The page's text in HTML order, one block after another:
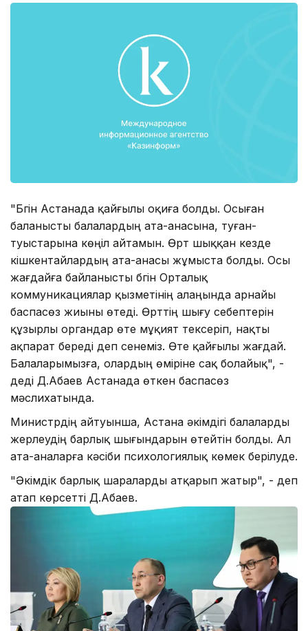
"Бүгін Астанада қайғылы оқиға болды. Осыған
баланысты балалардың ата-анасына, туған-
туыстарына көңіл айтамын. Өрт шыққан кезде
кішкентайлардың ата-анасы жұмыста болды. Осы
жағдайға байланысты бүгін Орталық
коммуникациялар қызметінің алаңында арнайы
баспасөз жиыны өтеді. Өрттің шығу себептерін
құзырлы органдар өте мұқият тексеріп, нақты
ақпарат береді деп сенеміз. Өте қайғылы жағдай.
Балаларымызға, олардың өміріне сақ болайық", -
деді Д.Абаев Астанада өткен баспасөз
мәслиxатында.
Министрдің айтуынша, Астана әкімдігі балаларды
жерлеудің барлық шығындарын өтейтін болды. Ал
ата-аналарға кәсіби псиxологиялық көмек берілуде.
"Әкімдік барлық шараларды атқарып жатыр", - деп
атап көрсетті Д.Абаев.